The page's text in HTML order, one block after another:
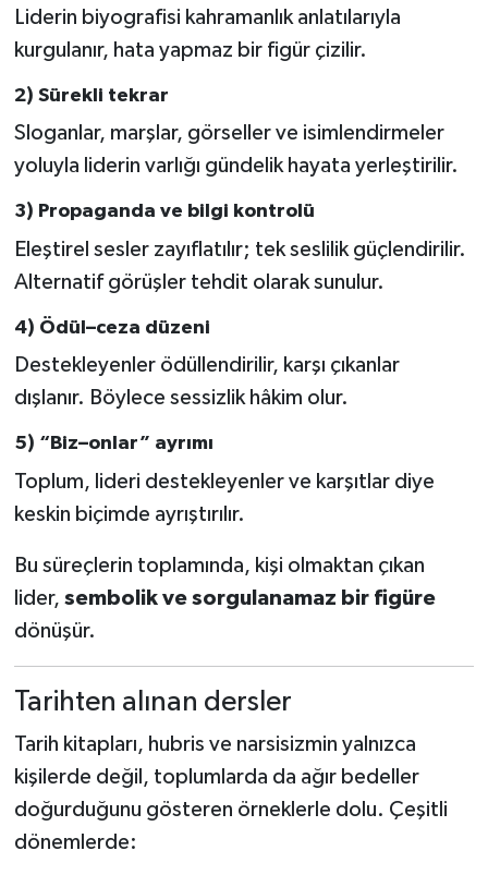
Liderin biyografisi kahramanlık anlatılarıyla
kurgulanır, hata yapmaz bir figür çizilir.
2) Sürekli tekrar
Sloganlar, marşlar, görseller ve isimlendirmeler
yoluyla liderin varlığı gündelik hayata yerleştirilir.
3) Propaganda ve bilgi kontrolü
Eleştirel sesler zayıflatılır; tek seslilik güçlendirilir.
Alternatif görüşler tehdit olarak sunulur.
4) Ödül–ceza düzeni
Destekleyenler ödüllendirilir, karşı çıkanlar
dışlanır. Böylece sessizlik hâkim olur.
5) “Biz–onlar” ayrımı
Toplum, lideri destekleyenler ve karşıtlar diye
keskin biçimde ayrıştırılır.
Bu süreçlerin toplamında, kişi olmaktan çıkan
lider, sembolik ve sorgulanamaz bir figüre
dönüşür.
Tarihten alınan dersler
Tarih kitapları, hubris ve narsisizmin yalnızca
kişilerde değil, toplumlarda da ağır bedeller
doğurduğunu gösteren örneklerle dolu. Çeşitli
dönemlerde: